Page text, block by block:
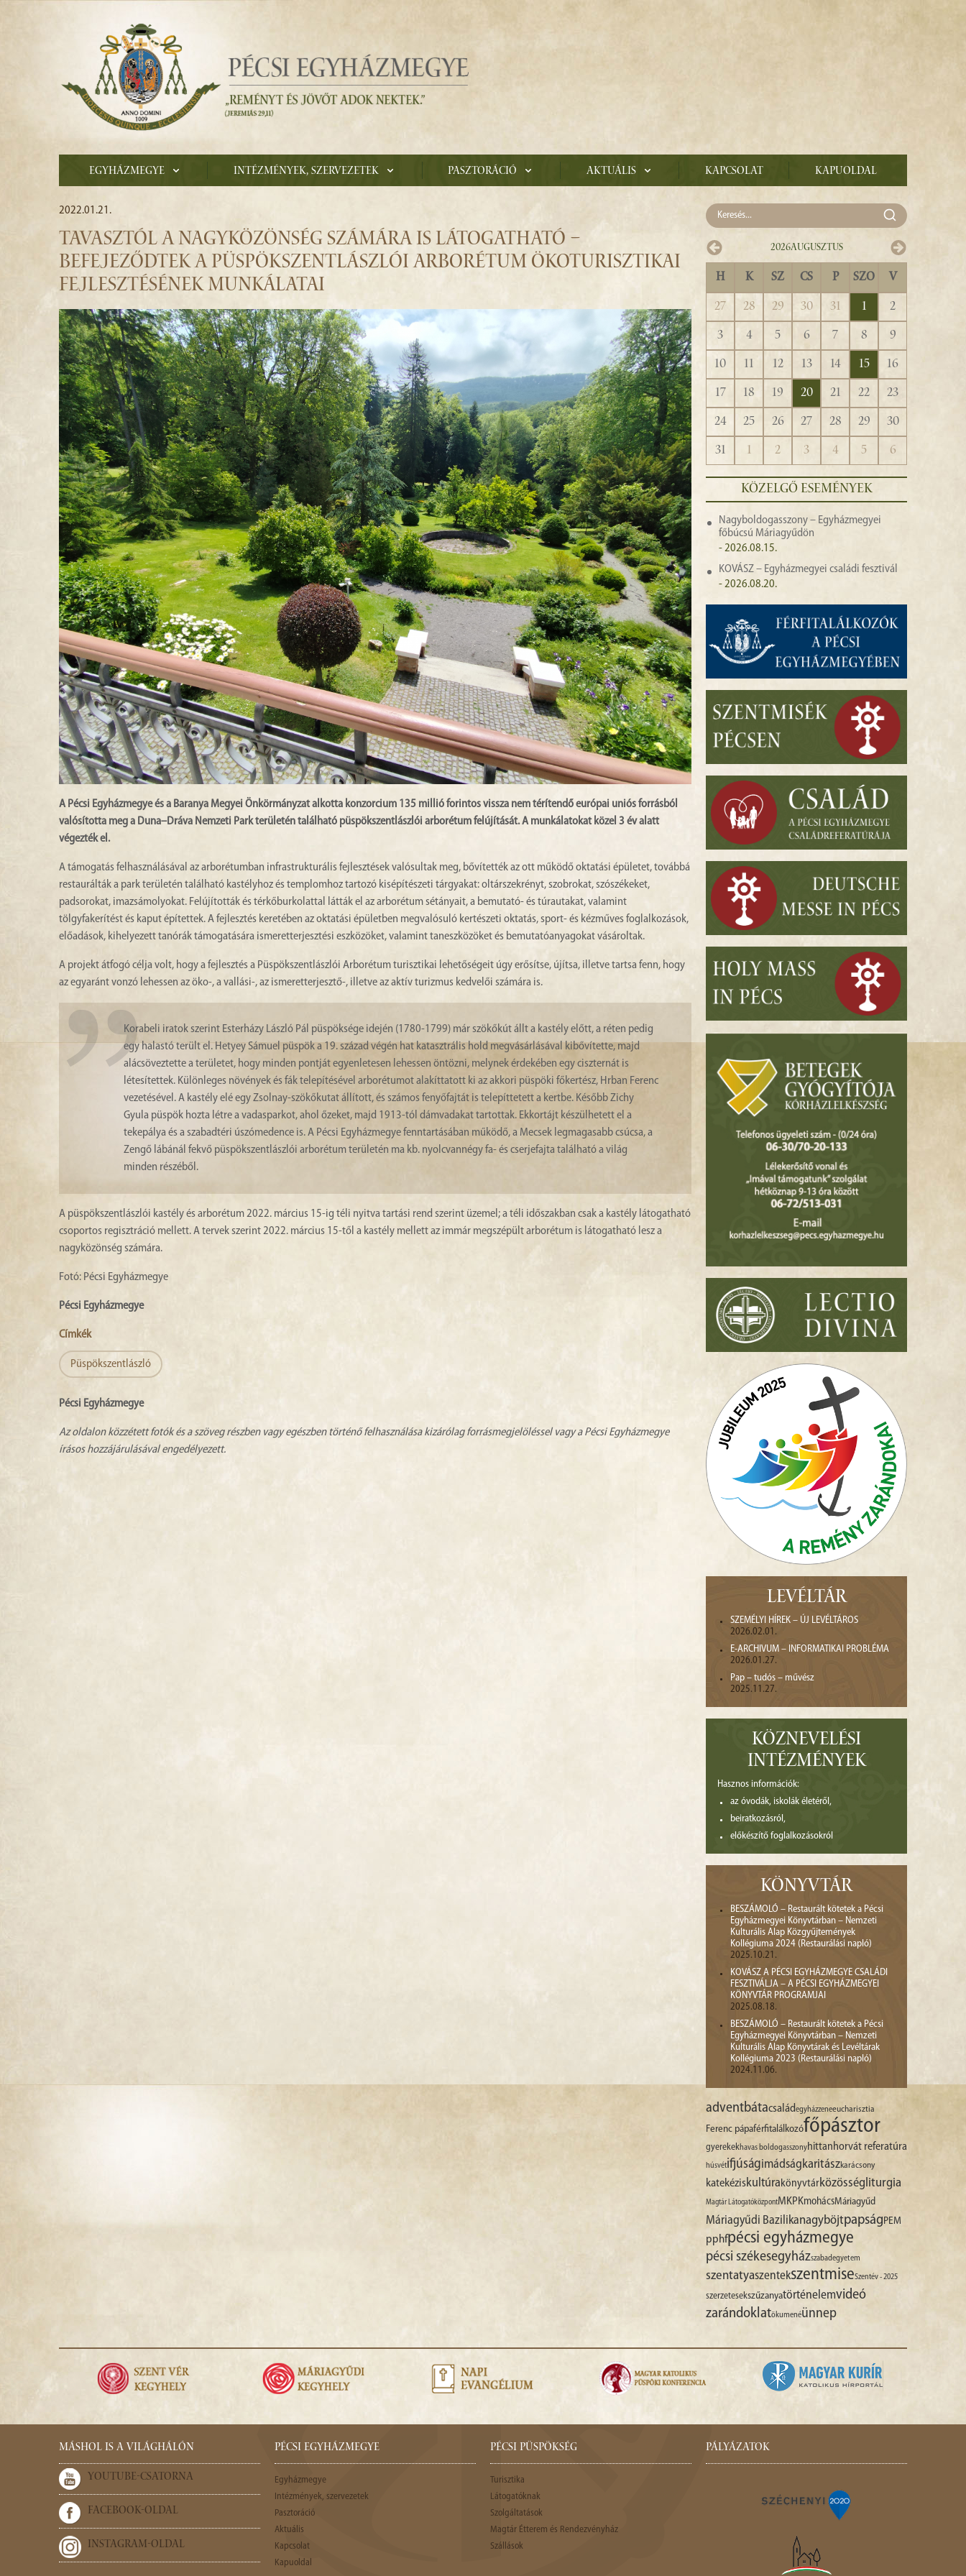
Egyházmegye Intézmények, szervezetek Pasztoráció Aktuális Kapcsolat Kapuoldal
2022.01.21.
TAVASZTÓL A NAGYKÖZÖNSÉG SZÁMÁRA IS LÁTOGATHATÓ –
BEFEJEZŐDTEK A PÜSPÖKSZENTLÁSZLÓI ARBORÉTUM ÖKOTURISZTIKAI
FEJLESZTÉSÉNEK MUNKÁLATAI
A Pécsi Egyházmegye és a Baranya Megyei Önkörmányzat alkotta konzorcium 135 millió forintos vissza nem térítendő európai uniós forrásból
valósította meg a Duna–Dráva Nemzeti Park területén található püspökszentlászlói arborétum felújítását. A munkálatokat közel 3 év alatt
végezték el.
A támogatás felhasználásával az arborétumban infrastrukturális fejlesztések valósultak meg, bővítették az ott működő oktatási épületet, továbbá
restaurálták a park területén található kastélyhoz és templomhoz tartozó kisépítészeti tárgyakat: oltárszekrényt, szobrokat, szószékeket,
padsorokat, imazsámolyokat. Felújították és térkőburkolattal látták el az arborétum sétányait, a bemutató- és túrautakat, valamint
tölgyfakerítést és kaput építettek. A fejlesztés keretében az oktatási épületben megvalósuló kertészeti oktatás, sport- és kézműves foglalkozások,
előadások, kihelyezett tanórák támogatására ismeretterjesztési eszközöket, valamint taneszközöket és bemutatóanyagokat vásároltak.
A projekt átfogó célja volt, hogy a fejlesztés a Püspökszentlászlói Arborétum turisztikai lehetőségeit úgy erősítse, újítsa, illetve tartsa fenn, hogy
az egyaránt vonzó lehessen az öko-, a vallási-, az ismeretterjesztő-, illetve az aktív turizmus kedvelői számára is.
Korabeli iratok szerint Esterházy László Pál püspöksége idején (1780-1799) már szökőkút állt a kastély előtt, a réten pedig
egy halastó terült el. Hetyey Sámuel püspök a 19. század végén hat katasztrális hold megvásárlásával kibővítette, majd
alácsöveztette a területet, hogy minden pontját egyenletesen lehessen öntözni, melynek érdekében egy ciszternát is
létesítettek. Különleges növények és fák telepítésével arborétumot alakíttatott ki az akkori püspöki főkertész, Hrban Ferenc
vezetésével. A kastély elé egy Zsolnay-szökőkutat állított, és számos fenyőfajtát is telepíttetett a kertbe. Később Zichy
Gyula püspök hozta létre a vadasparkot, ahol őzeket, majd 1913-tól dámvadakat tartottak. Ekkortájt készülhetett el a
tekepálya és a szabadtéri úszómedence is. A Pécsi Egyházmegye fenntartásában működő, a Mecsek legmagasabb csúcsa, a
Zengő lábánál fekvő püspökszentlászlói arborétum területén ma kb. nyolcvannégy fa- és cserjefajta található a világ
minden részéből.
A püspökszentlászlói kastély és arborétum 2022. március 15-ig téli nyitva tartási rend szerint üzemel; a téli időszakban csak a kastély látogatható
csoportos regisztráció mellett. A tervek szerint 2022. március 15-től a kastély mellett az immár megszépült arborétum is látogatható lesz a
nagyközönség számára.
Fotó: Pécsi Egyházmegye
Pécsi Egyházmegye
Címkék
Püspökszentlászló
Pécsi Egyházmegye
Az oldalon közzétett fotók és a szöveg részben vagy egészben történő felhasználása kizárólag forrásmegjelöléssel vagy a Pécsi Egyházmegye
írásos hozzájárulásával engedélyezett.
2026Augusztus
H K SZ CS P SZO V
27 28 29 30 31 1
2
3
4 5 6 7 8
9
10
11 12 13 14 15
16
17
18 19 20 21 22
23
24
25 26 27 28 29
30
31
1 2 3 4 5 6
KÖZELGŐ ESEMÉNYEK
Nagyboldogasszony – Egyházmegyei
főbúcsú Máriagyűdön
- 2026.08.15.
KOVÁSZ – Egyházmegyei családi fesztivál
- 2026.08.20.
LEVÉLTÁR
SZEMÉLYI HÍREK – ÚJ LEVÉLTÁROS
2026.02.01.
E-ARCHIVUM – INFORMATIKAI PROBLÉMA
2026.01.27.
Pap – tudós – művész
2025.11.27.
KÖZNEVELÉSI
INTÉZMÉNYEK
Hasznos információk:
az óvodák, iskolák életéről,
beiratkozásról,
előkészítő foglalkozásokról
KÖNYVTÁR
BESZÁMOLÓ – Restaurált kötetek a Pécsi
Egyházmegyei Könyvtárban – Nemzeti
Kulturális Alap Közgyűjtemények
Kollégiuma 2024 (Restaurálási napló)
2025.10.21.
KOVÁSZ A PÉCSI EGYHÁZMEGYE CSALÁDI
FESZTIVÁLJA – A PÉCSI EGYHÁZMEGYEI
KÖNYVTÁR PROGRAMJAI
2025.08.18.
BESZÁMOLÓ – Restaurált kötetek a Pécsi
Egyházmegyei Könyvtárban – Nemzeti
Kulturális Alap Könyvtárak és Levéltárak
Kollégiuma 2023 (Restaurálási napló)
2024.11.06.
adventbátacsaládegyházzeneeucharisztia
Ferenc pápaférfitalálkozófőpásztor
gyerekekhavas boldogasszonyhittanhorvát referatúra
húsvétifjúságimádságkaritászkarácsony
katekéziskultúra könyvtárközösségliturgia
Magtár LátogatóközpontMKPKmohácsMáriagyűd
Máriagyűdi Bazilikanagyböjtpapság PEM
pphfpécsi egyházmegye
pécsi székesegyházszabadegyetem
szentatyaszentekszentmiseSzentév - 2025
szerzetesekszűzanyatörténelemvideó
zarándoklatökumenéünnep
MÁSHOL IS A VILÁGHÁLÓN
YOUTUBE-CSATORNA
FACEBOOK-OLDAL
INSTAGRAM-OLDAL
PÉCSI EGYHÁZMEGYE
Egyházmegye
Intézmények, szervezetek
Pasztoráció
Aktuális
Kapcsolat
Kapuoldal
PÉCSI PÜSPÖKSÉG
Turisztika
Látogatóknak
Szolgáltatások
Magtár Étterem és Rendezvényház
Szállások
PÁLYÁZATOK